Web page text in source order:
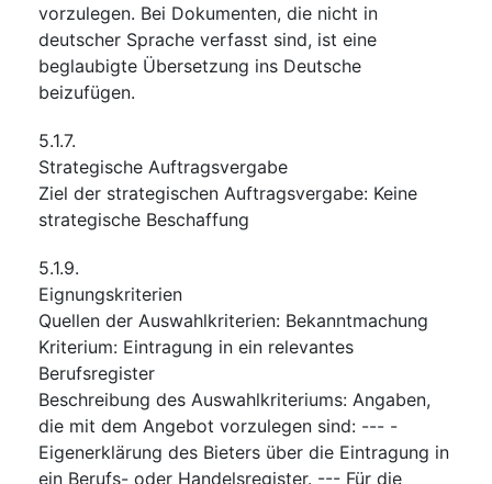
vorzulegen. Bei Dokumenten, die nicht in
deutscher Sprache verfasst sind, ist eine
beglaubigte Übersetzung ins Deutsche
beizufügen.
5.1.7.
Strategische Auftragsvergabe
Ziel der strategischen Auftragsvergabe: Keine
strategische Beschaffung
5.1.9.
Eignungskriterien
Quellen der Auswahlkriterien: Bekanntmachung
Kriterium: Eintragung in ein relevantes
Berufsregister
Beschreibung des Auswahlkriteriums: Angaben,
die mit dem Angebot vorzulegen sind: --- -
Eigenerklärung des Bieters über die Eintragung in
ein Berufs- oder Handelsregister. --- Für die